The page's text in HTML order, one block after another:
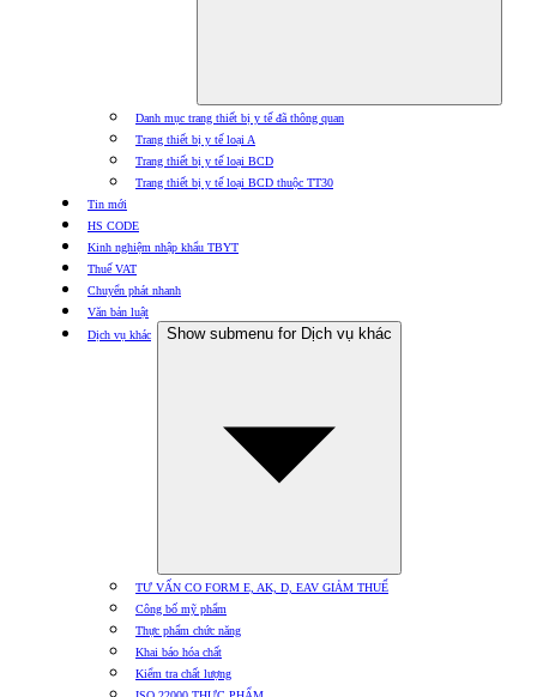
Danh mục trang thiết bị y tế đã thông quan
Trang thiết bị y tế loại A
Trang thiết bị y tế loại BCD
Trang thiết bị y tế loại BCD thuộc TT30
Tin mới
HS CODE
Kinh nghiệm nhập khẩu TBYT
Thuế VAT
Chuyển phát nhanh
Văn bản luật
Dịch vụ khác
Show submenu for Dịch vụ khác
TƯ VẤN CO FORM E, AK, D, EAV GIẢM THUẾ
Công bố mỹ phẩm
Thực phẩm chức năng
Khai báo hóa chất
Kiểm tra chất lượng